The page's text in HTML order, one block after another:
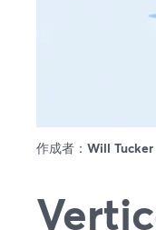
作成者： Will Tucker